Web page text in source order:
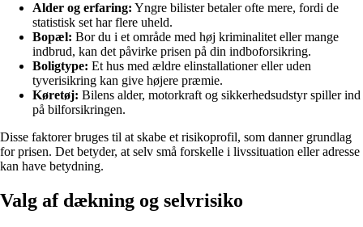
Alder og erfaring: Yngre bilister betaler ofte mere, fordi de
statistisk set har flere uheld.
Bopæl: Bor du i et område med høj kriminalitet eller mange
indbrud, kan det påvirke prisen på din indboforsikring.
Boligtype: Et hus med ældre elinstallationer eller uden
tyverisikring kan give højere præmie.
Køretøj: Bilens alder, motorkraft og sikkerhedsudstyr spiller ind
på bilforsikringen.
Disse faktorer bruges til at skabe et risikoprofil, som danner grundlag
for prisen. Det betyder, at selv små forskelle i livssituation eller adresse
kan have betydning.
Valg af dækning og selvrisiko